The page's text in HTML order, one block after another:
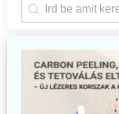
Keresés
Search content